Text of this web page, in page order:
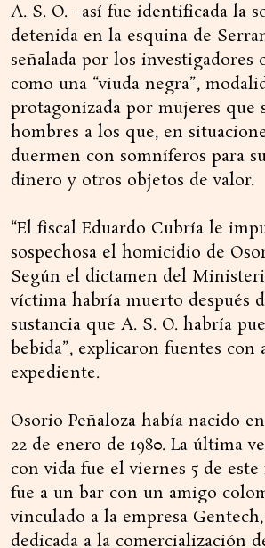
A. S. O. −así fue identificada la
detenida en la esquina de
señalada por los investigadores
como una “viuda negra”,
protagonizada por mujeres que
hombres a los que, en
duermen con somníferos para
dinero y otros objetos de valor.
“El fiscal Eduardo Cubría le
sospechosa el homicidio de
Según el dictamen del
víctima habría muerto después
sustancia que A. S. O. habría
bebida”, explicaron fuentes con
expediente.
Osorio Peñaloza había nacido
22 de enero de 1980. La última
con vida fue el viernes 5 de este
fue a un bar con un amigo
vinculado a la empresa
dedicada a la comercialización